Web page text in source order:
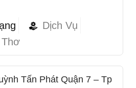
Dịch Vụ
Thơ
Tấn Phát Quận 7 – Tp